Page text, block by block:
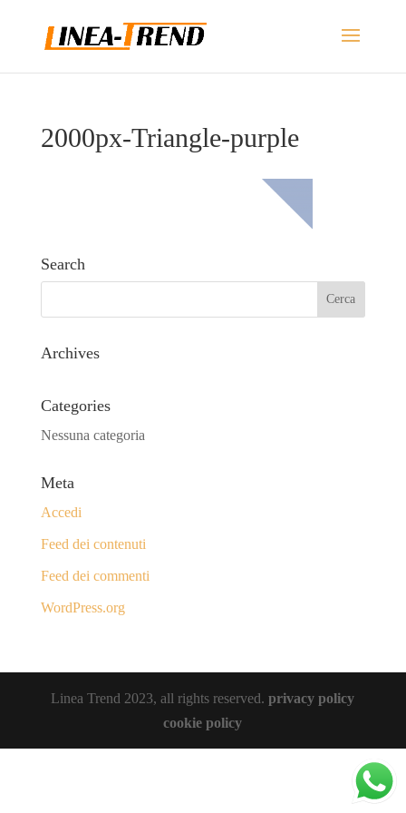
2000px-Triangle-purple
Search
Archives
Categories
Nessuna categoria
Meta
Accedi
Feed dei contenuti
Feed dei commenti
WordPress.org
Linea Trend 2023, all rights reserved.privacy policy
cookie policy